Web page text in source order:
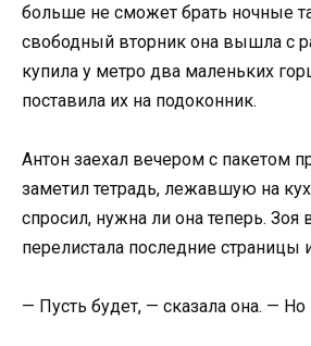
больше не сможет брать ночные
свободный вторник она вышла с
купила у метро два маленьких
поставила их на подоконник.
Антон заехал вечером с пакетом
заметил тетрадь, лежавшую на
спросил, нужна ли она теперь. Зоя
перелистала последние страницы
— Пусть будет, — сказала она. — Но